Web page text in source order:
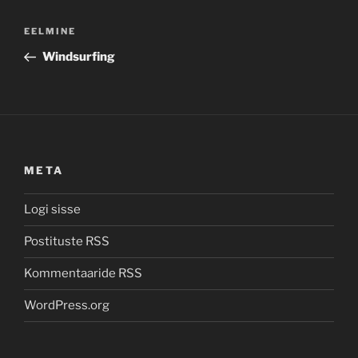
Previous
Post
EELMINE
Windsurfing
META
Logi sisse
Postituste RSS
Kommentaaride RSS
WordPress.org